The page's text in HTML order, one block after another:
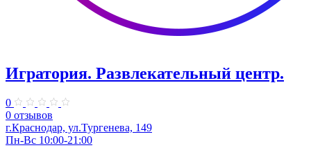
Игратория. Развлекательный центр.
0
0 отзывов
г.Краснодар, ул.Тургенева, 149
Пн-Вс 10:00-21:00